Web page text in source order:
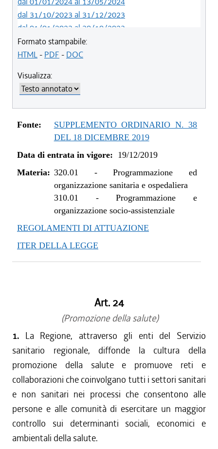
dal 31/10/2023 al 31/12/2023
dal 01/01/2023 al 30/10/2023
dal 09/08/2022 al 31/12/2022
dal 06/11/2021 al 31/12/2021
dal 12/11/2020 al 31/12/2020
dal 02/07/2020 al 11/11/2020
dal 19/12/2019 al 01/07/2020
Formato stampabile:
HTML- PDF - DOC
Visualizza:
Fonte:
SUPPLEMENTO ORDINARIO N. 38
DEL 18 DICEMBRE 2019
Data di entrata in vigore: 19/12/2019
Materia: 320.01 -Programmazione ed
organizzazione sanitaria e ospedaliera
310.01 -Programmazione e
organizzazione socio-assistenziale
REGOLAMENTI DI ATTUAZIONE
ITER DELLA LEGGE
Art. 24
(Promozione della salute)
1. La Regione, attraverso gli enti del Servizio
sanitario regionale, diffonde la cultura della
promozione della salute e promuove reti e
collaborazioni che coinvolgano tutti i settori sanitari
e non sanitari nei processi che consentono alle
persone e alle comunità di esercitare un maggior
controllo sui determinanti sociali, economici e
ambientali della salute.